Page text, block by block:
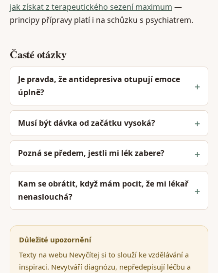
jak získat z terapeutického sezení maximum —
principy přípravy platí i na schůzku s psychiatrem.
Časté otázky
Je pravda, že antidepresiva otupují emoce
úplně?
Musí být dávka od začátku vysoká?
Pozná se předem, jestli mi lék zabere?
Kam se obrátit, když mám pocit, že mi lékař
nenaslouchá?
Důležité upozornění
Texty na webu Nevyčítej si to slouží ke vzdělávání a
inspiraci. Nevytváří diagnózu, nepředepisují léčbu a